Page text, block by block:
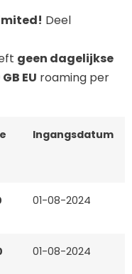
Deel
geen dagelijkse
EU roaming per
Ingangsdatum
01-08-2024
01-08-2024